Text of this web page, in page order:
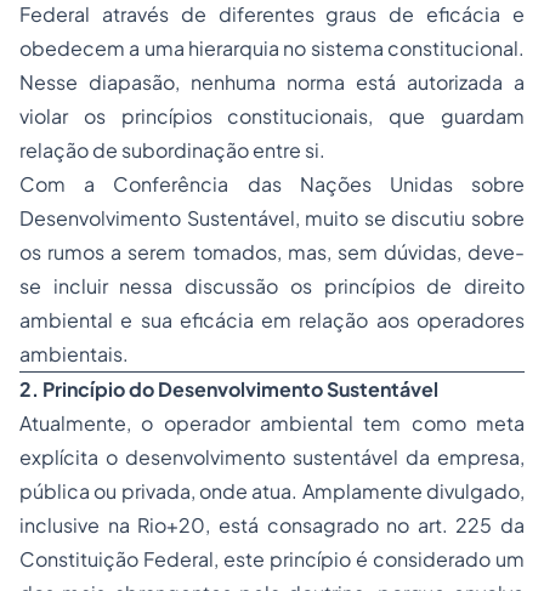
Federal através de diferentes graus de eficácia e
obedecem a uma hierarquia no sistema constitucional.
Nesse diapasão, nenhuma norma está autorizada a
violar os princípios constitucionais, que guardam
relação de subordinação entre si.
Com a Conferência das Nações Unidas sobre
Desenvolvimento Sustentável, muito se discutiu sobre
os rumos a serem tomados, mas, sem dúvidas, deve-
se incluir nessa discussão os princípios de direito
ambiental e sua eficácia em relação aos operadores
ambientais.
2. Princípio do Desenvolvimento Sustentável
Atualmente, o operador ambiental tem como meta
explícita o desenvolvimento sustentável da empresa,
pública ou privada, onde atua. Amplamente divulgado,
inclusive na Rio+20, está consagrado no art. 225 da
Constituição Federal, este princípio é considerado um